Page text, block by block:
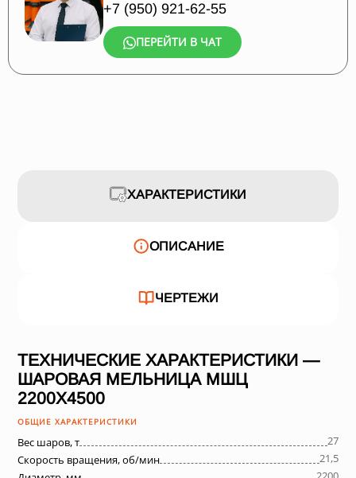
+7 (950) 921-62-55
ПЕРЕЙТИ В ЧАТ
ХАРАКТЕРИСТИКИ
ОПИСАНИЕ
ЧЕРТЕЖИ
ТЕХНИЧЕСКИЕ ХАРАКТЕРИСТИКИ —
ШАРОВАЯ МЕЛЬНИЦА МШЦ
2200Х4500
ОБЩИЕ ХАРАКТЕРИСТИКИ
Вес шаров, т
27
Скорость вращения, об/мин
21,5